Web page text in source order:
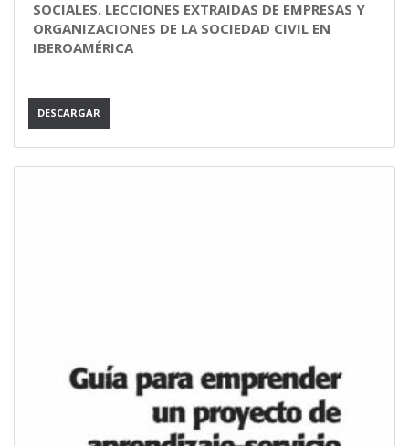
SOCIALES. LECCIONES EXTRAIDAS DE EMPRESAS Y
ORGANIZACIONES DE LA SOCIEDAD CIVIL EN
IBEROAMÉRICA
DESCARGAR